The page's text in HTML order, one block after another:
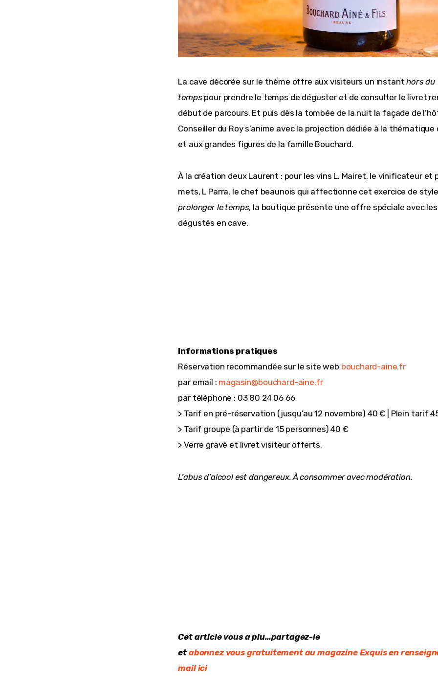
La cave décorée sur le thème offre aux visiteurs un instant hors du
temps pour prendre le temps de déguster et de consulter le livret
début de parcours. Et puis dès la tombée de la nuit la façade de
Conseiller du Roy s’anime avec la projection dédiée à la thématique
et aux grandes figures de la famille Bouchard.
À la création deux Laurent : pour les vins L. Mairet, le vinificateur et
mets, L Parra, le chef beaunois qui affectionne cet exercice de
prolonger le temps, la boutique présente une offre spéciale avec
dégustés en cave.
Informations pratiques
Réservation recommandée sur le site web bouchard-aine.fr
par email : magasin@bouchard-aine.fr
par téléphone : 03 80 24 06 66
> Tarif en pré-réservation (jusqu’au 12 novembre) 40 € | Plein tarif
> Tarif groupe (à partir de 15 personnes) 40 €
> Verre gravé et livret visiteur offerts.
L’abus d’alcool est dangereux. À consommer avec modération.
Cet article vous a plu…partagez-le
et abonnez vous gratuitement au magazine Exquis en
mail ici